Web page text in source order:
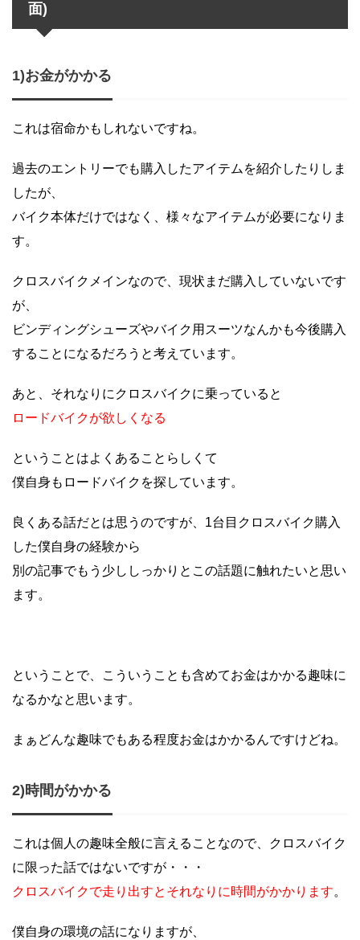
面)
1)お金がかかる
これは宿命かもしれないですね。
過去のエントリーでも購入したアイテムを紹介したりしま
したが、
バイク本体だけではなく、様々なアイテムが必要になりま
す。
クロスバイクメインなので、現状まだ購入していないです
が、
ビンディングシューズやバイク用スーツなんかも今後購入
することになるだろうと考えています。
あと、それなりにクロスバイクに乗っていると
ロードバイクが欲しくなる
ということはよくあることらしくて
僕自身もロードバイクを探しています。
良くある話だとは思うのですが、1台目クロスバイク購入
した僕自身の経験から
別の記事でもう少ししっかりとこの話題に触れたいと思い
ます。
ということで、こういうことも含めてお金はかかる趣味に
なるかなと思います。
まぁどんな趣味でもある程度お金はかかるんですけどね。
2)時間がかかる
これは個人の趣味全般に言えることなので、クロスバイク
に限った話ではないですが・・・
クロスバイクで走り出すとそれなりに時間がかかります。
僕自身の環境の話になりますが、